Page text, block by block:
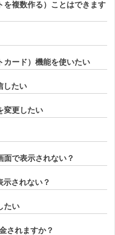
を複数作る）ことはできます
カード）機能を使いたい
したい
変更したい
面で表示されない？
示されない？
たい
されますか？